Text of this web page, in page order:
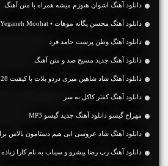
دانلود آهنگ اشوان هنوزم میشه همراه با متن آهنگ
دانلود آهنگ محسن یگانه موهات • Mohsen Yeganeh Moohat
دانلود آهنگ وطن پرست حامد فرد
دانلود آهنگ جديد مسیح صد و متن آهنگ
دانلود آهنگ شاد شاهین میری دردو بلات با کیفیت 128 و 320
دانلود آهنگ کفتر کاکل به سر
مهراج گیسو دانلود آهنگ جدید گیسو MP3
دانلود آهنگ شاد عروسی ابی هیم دستامون بالاس
دانلود آهنگ رپ رضا پیشرو و سیناب به نام کارا زیاده